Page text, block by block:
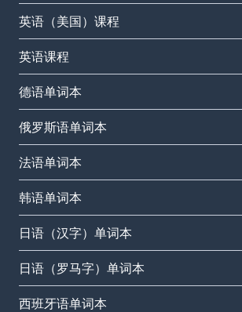
英语（美国）课程
英语课程
德语单词本
俄罗斯语单词本
法语单词本
韩语单词本
日语（汉字）单词本
日语（罗马字）单词本
西班牙语单词本